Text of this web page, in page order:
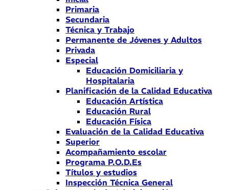
Primaria
Secundaria
Técnica y Trabajo
Permanente de Jóvenes y Adultos
Privada
Especial
Educación Domiciliaria y
Hospitalaria
Planificación de la Calidad Educativa
Educación Artística
Educación Rural
Educación Física
Evaluación de la Calidad Educativa
Superior
Acompañamiento escolar
Programa P.O.D.Es
Títulos y estudios
Inspección Técnica General